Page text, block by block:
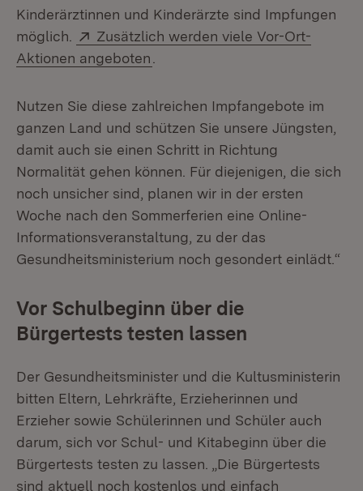
Kinderärztinnen und Kinderärzte sind Impfungen
möglich.
Extern:
Zusätzlich werden viele Vor-Ort-
Aktionen angeboten
Nutzen Sie diese zahlreichen Impfangebote im
ganzen Land und schützen Sie unsere Jüngsten,
damit auch sie einen Schritt in Richtung
Normalität gehen können. Für diejenigen, die sich
noch unsicher sind, planen wir in der ersten
Woche nach den Sommerferien eine Online-
Informationsveranstaltung, zu der das
Gesundheitsministerium noch gesondert einlädt.“
Vor Schulbeginn über die
Bürgertests testen lassen
Der Gesundheitsminister und die Kultusministerin
bitten Eltern, Lehrkräfte, Erzieherinnen und
Erzieher sowie Schülerinnen und Schüler auch
darum, sich vor Schul- und Kitabeginn über die
Bürgertests testen zu lassen. „Die Bürgertests
sind aktuell noch kostenlos und einfach